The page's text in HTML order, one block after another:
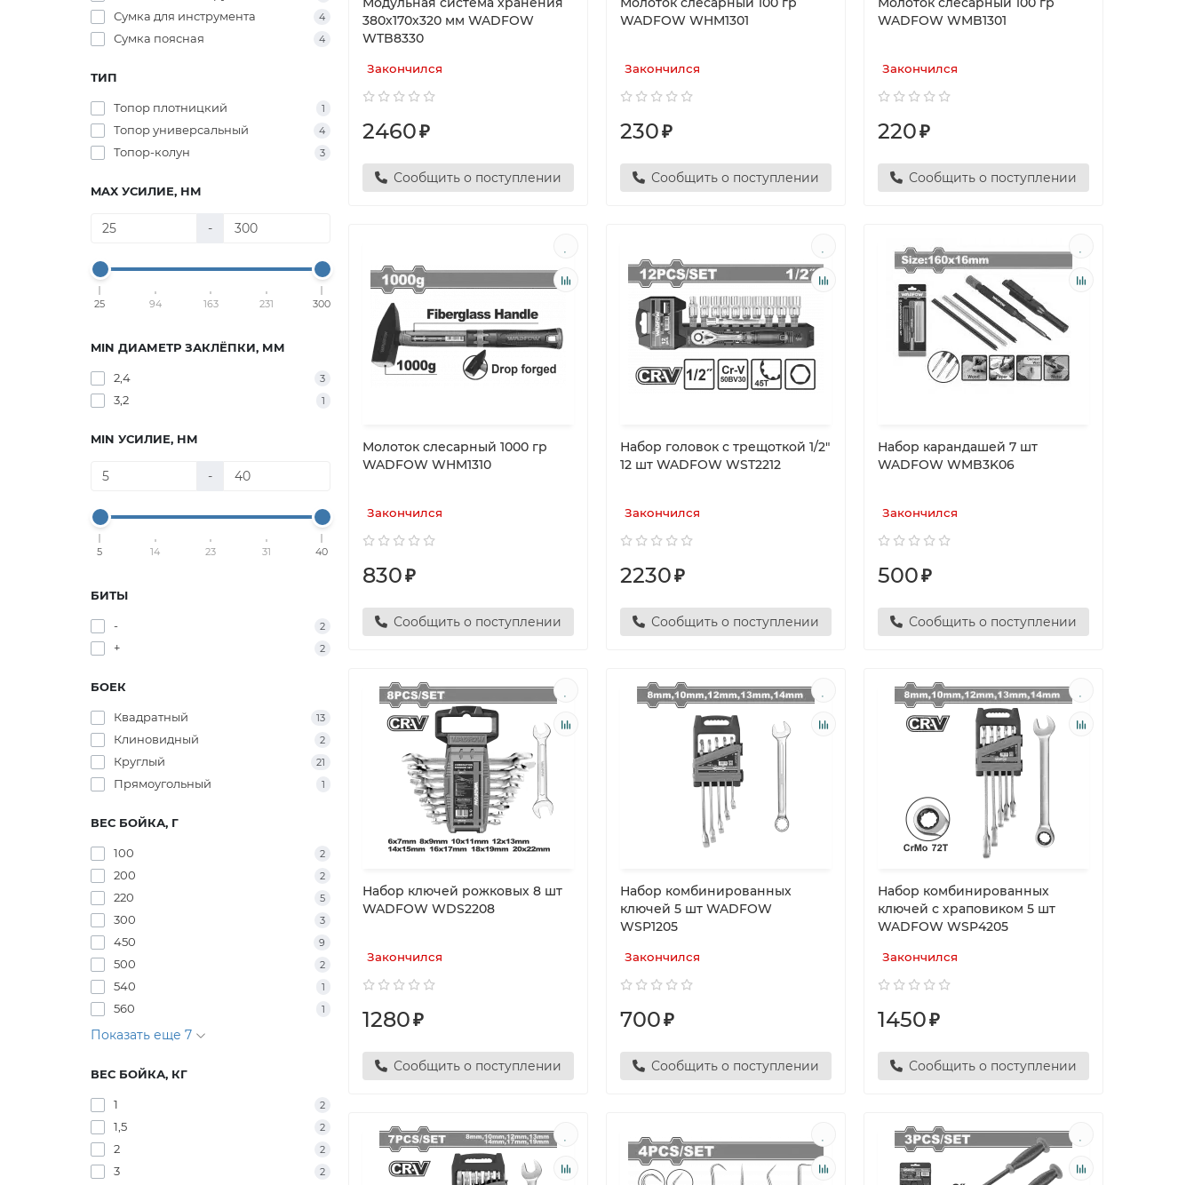
Сумка для инструмента 4
Сумка поясная 4
ТИП
Топор плотницкий 1
Топор универсальный 4
Топор-колун 3
MAX УСИЛИЕ, НМ
-
25 94 163 231 300
MIN ДИАМЕТР ЗАКЛЁПКИ, ММ
2,4 3
3,2 1
MIN УСИЛИЕ, НМ
-
5 14 23 31 40
БИТЫ
- 2
+ 2
БОЕК
Квадратный 13
Клиновидный 2
Круглый 21
Прямоугольный 1
ВЕС БОЙКА, Г
100 2
200 2
220 5
300 3
450 9
500 2
540 1
560 1
Показать еще 7
ВЕС БОЙКА, КГ
1 2
1,5 2
2 2
3 2
380х170х320 мм WADFOW
WTB8330
Закончился
2460₽
Сообщить о поступлении
WADFOW WHM1301
Закончился
230₽
Сообщить о поступлении
WADFOW WMB1301
Закончился
220₽
Сообщить о поступлении
Молоток слесарный 1000 гр
WADFOW WHM1310
Закончился
830₽
Сообщить о поступлении
Набор головок с трещоткой 1/2"
12 шт WADFOW WST2212
Закончился
2230₽
Сообщить о поступлении
Набор карандашей 7 шт
WADFOW WMB3K06
Закончился
500₽
Сообщить о поступлении
Набор ключей рожковых 8 шт
WADFOW WDS2208
Закончился
1280₽
Сообщить о поступлении
Набор комбинированных
ключей 5 шт WADFOW
WSP1205
Закончился
700₽
Сообщить о поступлении
Набор комбинированных
ключей с храповиком 5 шт
WADFOW WSP4205
Закончился
1450₽
Сообщить о поступлении